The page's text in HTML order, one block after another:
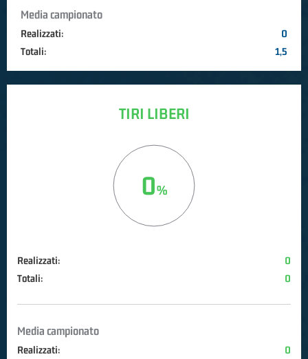
Media campionato
Realizzati:
0
Totali:
1,5
TIRI LIBERI
0
Realizzati:
0
Totali:
0
Media campionato
Realizzati:
0